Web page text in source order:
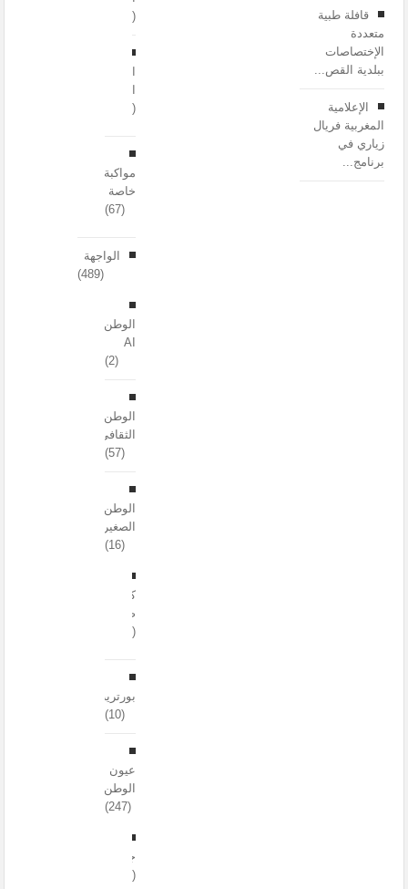
(15)
(30)
مواكبة
خاصة
(67)
الواجهة
(489)
الوطن
AI
(2)
الوطن
الثقافي
(57)
الوطن
الصغير
(16)
كتابات
صغيرة
(2)
بورتريه
(10)
عيون
الوطن
(247)
جهوية
(33)
قافلة طبية
متعددة
الإختصاصات
ببلدية القص...
الإعلامية
المغربية فريال
زياري في
برنامج...